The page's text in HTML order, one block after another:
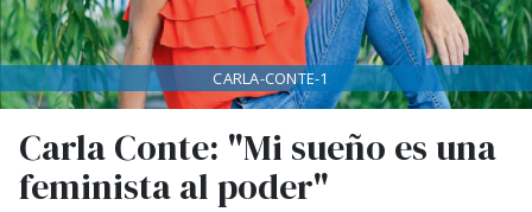
Carla Conte: "Mi sueño es una
feminista al poder"
CARLA-CONTE-1